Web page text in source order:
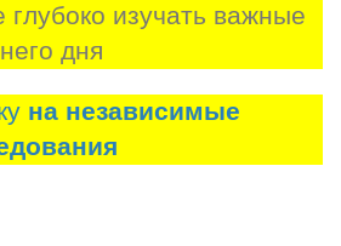
глубоко изучать важные
дня
на независимые